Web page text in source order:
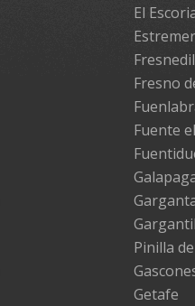
El
Fresno
Fuente
Pinilla
Getafe